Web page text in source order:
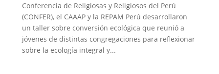
Conferencia de Religiosas y Religiosos del Perú
(CONFER), el CAAAP y la REPAM Perú desarrollaron
un taller sobre conversión ecológica que reunió a
jóvenes de distintas congregaciones para reflexionar
sobre la ecología integral y...